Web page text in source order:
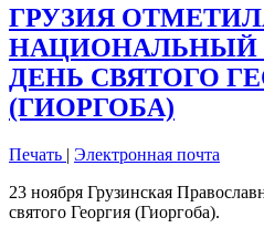
ГРУЗИЯ
НАЦИОНАЛЬНЫЙ
ДЕНЬ СВЯТОГО
(ГИОРГОБА)
Печать | Электронная почта
23 ноября Грузинская
святого Георгия (Гиоргоба).